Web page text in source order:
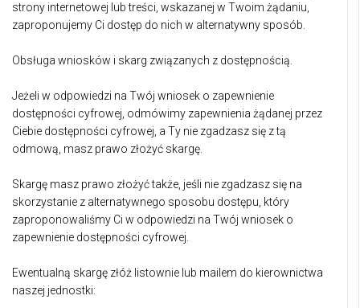
strony internetowej lub treści, wskazanej w Twoim żądaniu,
zaproponujemy Ci dostęp do nich w alternatywny sposób.
Obsługa wniosków i skarg związanych z dostępnością.
Jeżeli w odpowiedzi na Twój wniosek o zapewnienie
dostępności cyfrowej, odmówimy zapewnienia żądanej przez
Ciebie dostępności cyfrowej, a Ty nie zgadzasz się z tą
odmową, masz prawo złożyć skargę.
Skargę masz prawo złożyć także, jeśli nie zgadzasz się na
skorzystanie z alternatywnego sposobu dostępu, który
zaproponowaliśmy Ci w odpowiedzi na Twój wniosek o
zapewnienie dostępności cyfrowej.
Ewentualną skargę złóż listownie lub mailem do kierownictwa
naszej jednostki: